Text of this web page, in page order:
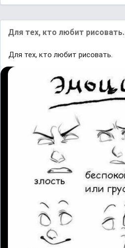
Для тех, кто любит рисовать.
Для тех, кто любит рисовать.